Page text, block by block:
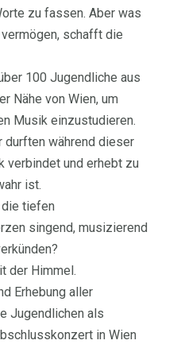
zu fassen. Aber was
schafft die
100 Jugendliche aus
Nähe von Wien, um
Musik einzustudieren.
durften während dieser
verbindet und erhebt zu
ist.
tiefen
singend, musizierend
der Himmel.
Erhebung aller
Jugendlichen als
in Wien